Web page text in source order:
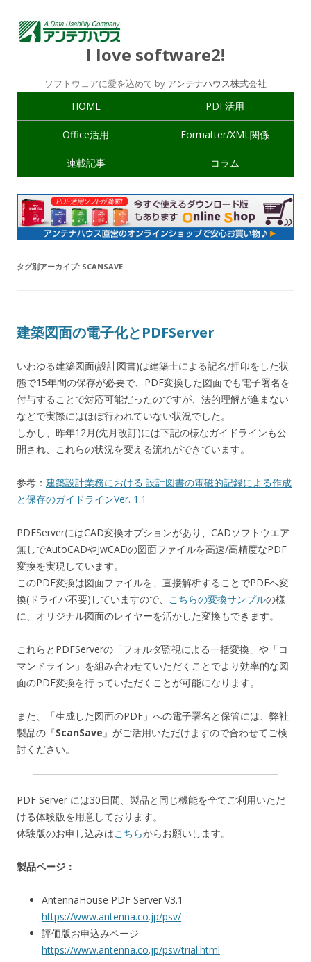
I love software2!
ソフトウェアに愛を込めて by アンテナハウス株式会社
HOME PDF活用
Office活用 Formatter/XML関係
連載記事 コラム
タグ別アーカイブ: SCANSAVE
建築図面の電子化とPDFServer
いわゆる建築図面(設計図書)は建築士による記名/押印をした状
態で15年間の保存が必要で、PDF変換した図面でも電子署名を
付与することで対応可能だったのですが、法的理解が進まない
などで実際にはほぼ行われていない状況でした。
しかし、昨年12月(先月改訂)には下記の様なガイドラインも公
開され、これらの状況を変える流れができています。
参考： 建築設計業務における 設計図書の電磁的記録による作成
と保存のガイドラインVer. 1.1
PDFServerにはCAD変換オプションがあり、CADソフトウエア
無しでAutoCADやJwCADの図面ファイルを高速/高精度なPDF
変換を実現しています。
このPDF変換は図面ファイルを、直接解析することでPDFへ変
換(ドライバ不要)していますので、
こちらの変換サンプルの様
に、オリジナル図面のレイヤーを活かした変換もできます。
これらとPDFServerの「フォルダ監視による一括変換」や「コ
マンドライン」を組み合わせていただくことでより効率的な図
面のPDF変換を行っていただくことが可能になります。
また、「生成した図面のPDF」への電子署名と保管には、弊社
製品の『ScanSave 』がご活用いただけますので合わせてご検
討ください。
PDF Server には30日間、製品と同じ機能を全てご利用いただ
ける体験版を用意しております。
体験版のお申し込みはこちらからお願いします。
製品ページ：
AntennaHouse PDF Server V3.1
https://www.antenna.co.jp/psv/
評価版お申込みページ
https://www.antenna.co.jp/psv/trial.html